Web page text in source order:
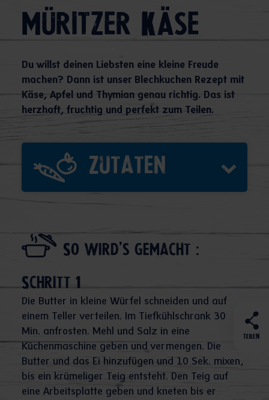
TEILEN
Müritzer Käse
Du willst deinen Liebsten eine kleine Freude
machen? Dann ist unser Blechkuchen Rezept mit
Käse, Apfel und Thymian genau richtig. Das ist
herzhaft, fruchtig und perfekt zum Teilen.
Zutaten
So wird's gemacht :
Schritt 1
Die Butter in kleine Würfel schneiden und auf
einem Teller verteilen. Im Tiefkühlschrank 30
Min. anfrosten. Mehl und Salz in eine
Küchenmaschine geben und vermengen. Die
Butter und das Ei hinzufügen und 10 Sek. mixen,
bis ein krümeliger Teig entsteht. Den Teig auf
eine Arbeitsplatte geben und kneten bis er